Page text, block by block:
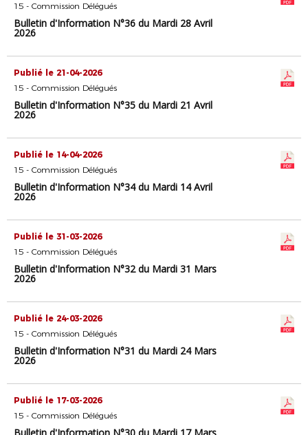
15 - Commission Délégués
Bulletin d'Information N°36 du Mardi 28 Avril
2026
Publié le 21-04-2026
15 - Commission Délégués
Bulletin d'Information N°35 du Mardi 21 Avril
2026
Publié le 14-04-2026
15 - Commission Délégués
Bulletin d'Information N°34 du Mardi 14 Avril
2026
Publié le 31-03-2026
15 - Commission Délégués
Bulletin d'Information N°32 du Mardi 31 Mars
2026
Publié le 24-03-2026
15 - Commission Délégués
Bulletin d'Information N°31 du Mardi 24 Mars
2026
Publié le 17-03-2026
15 - Commission Délégués